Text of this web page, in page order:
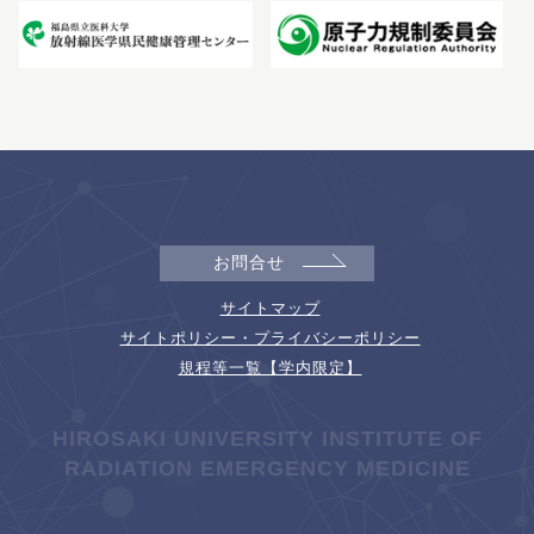
お問合せ
サイトマップ
サイトポリシー・プライバシーポリシー
規程等一覧【学内限定】
HIROSAKI UNIVERSITY INSTITUTE OF
RADIATION EMERGENCY MEDICINE